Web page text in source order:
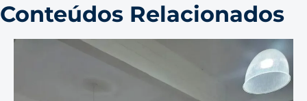
Conteúdos Relacionados